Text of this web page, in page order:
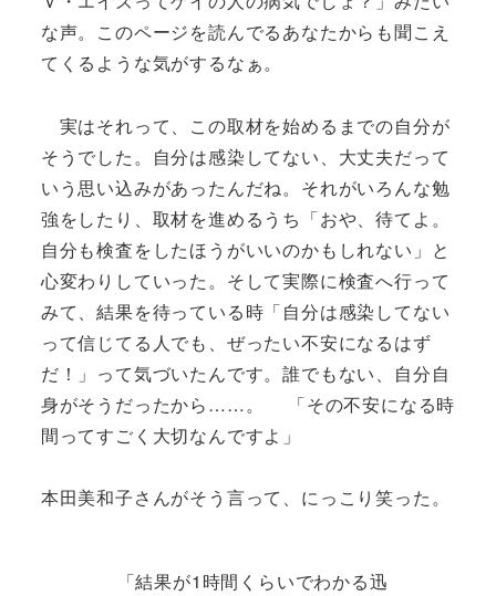
な声。このページを読んでるあなたからも聞こえ
てくるような気がするなぁ。
実はそれって、この取材を始めるまでの自分が
そうでした。自分は感染してない、大丈夫だって
いう思い込みがあったんだね。それがいろんな勉
強をしたり、取材を進めるうち「おや、待てよ。
自分も検査をしたほうがいいのかもしれない」と
心変わりしていった。そして実際に検査へ行って
みて、結果を待っている時「自分は感染してない
って信じてる人でも、ぜったい不安になるはず
だ！」って気づいたんです。誰でもない、自分自
身がそうだったから……。 「その不安になる時
間ってすごく大切なんですよ」
本田美和子さんがそう言って、にっこり笑った。
「結果が1時間くらいでわかる迅